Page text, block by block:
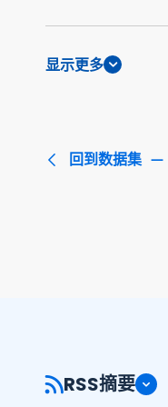
显示更多
回到数据集
RSS摘要